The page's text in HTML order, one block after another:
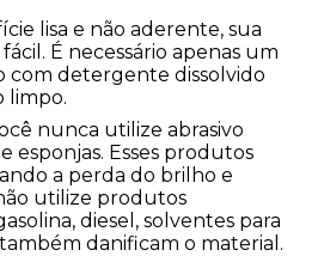
lisa e não aderente, sua
É necessário apenas um
com detergente dissolvido
limpo.
nunca utilize abrasivo
esponjas. Esses produtos
a perda do brilho e
utilize produtos
diesel, solventes para
danificam o material.